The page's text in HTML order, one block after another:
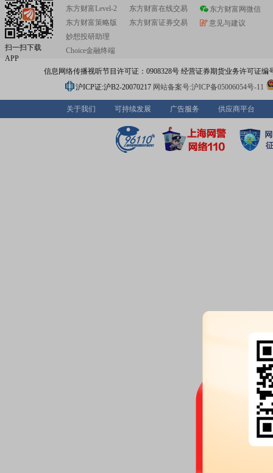
扫一扫下载
APP
东方财富Level-2
东方财富策略版
妙想投研助理
Choice金融终端
东方财富在线交易
东方财富证券交易
东方财富网微信
意见与建议
信息网络传播视听节目许可证：0908328号 经营证券期货业务许可证编
沪ICP证:沪B2-20070217 网站备案号:沪ICP备05006054号-11
关于我们 可持续发展 广告服务 供应商平台